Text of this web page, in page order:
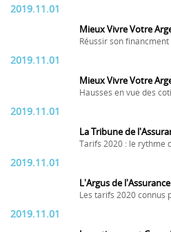
2019.11.01
Mieux Vivre Votre
Réussir son financment
2019.11.01
Mieux Vivre Votre
Hausses en vue des
2019.11.01
La Tribune de
Tarifs 2020 : le rythme
2019.11.01
L'Argus de l'Assurance
Les tarifs 2020 connus
2019.11.01